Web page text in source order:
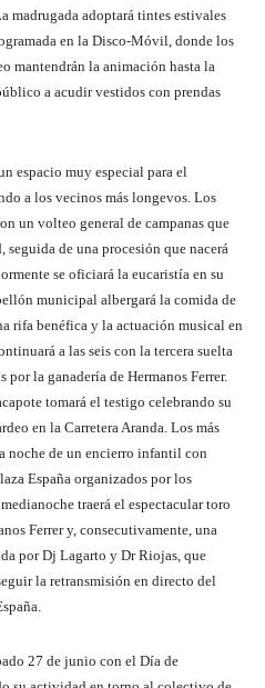
madrugada adoptará tintes estivales
en la Disco-Móvil, donde los
mantendrán la animación hasta la
a acudir vestidos con prendas
espacio muy especial para el
a los vecinos más longevos. Los
un volteo general de campanas que
seguida de una procesión que nacerá
se oficiará la eucaristía en su
municipal albergará la comida de
rifa benéfica y la actuación musical en
a las seis con la tercera suelta
la ganadería de Hermanos Ferrer.
tomará el testigo celebrando su
en la Carretera Aranda. Los más
noche de un encierro infantil con
España organizados por los
traerá el espectacular toro
Ferrer y, consecutivamente, una
por Dj Lagarto y Dr Riojas, que
la retransmisión en directo del
27 de junio con el Día de